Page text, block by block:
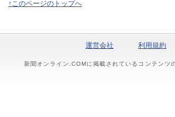
↑このページのトップへ
運営会社 利用規約
新聞オンライン.COMに掲載されているコンテンツ